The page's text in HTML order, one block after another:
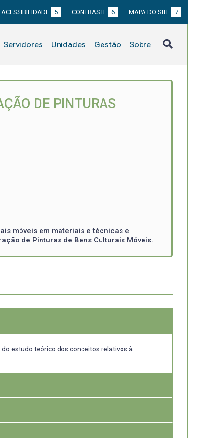
ACESSIBILIDADE 5 CONTRASTE 6 MAPA DO SITE 7
Servidores Unidades Gestão Sobre
DE PINTURAS
móveis em materiais e técnicas e
de Pinturas de Bens Culturais Móveis.
estudo teórico dos conceitos relativos à
a contar: Conservação e Restauração de
horária limitada, torna-se necessária a criação
Além disso prevê ampliar o número de obras